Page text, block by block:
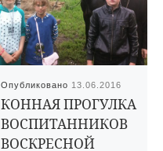
Опубликовано 13.06.2016
КОННАЯ ПРОГУЛКА
ВОСПИТАННИКОВ
ВОСКРЕСНОЙ